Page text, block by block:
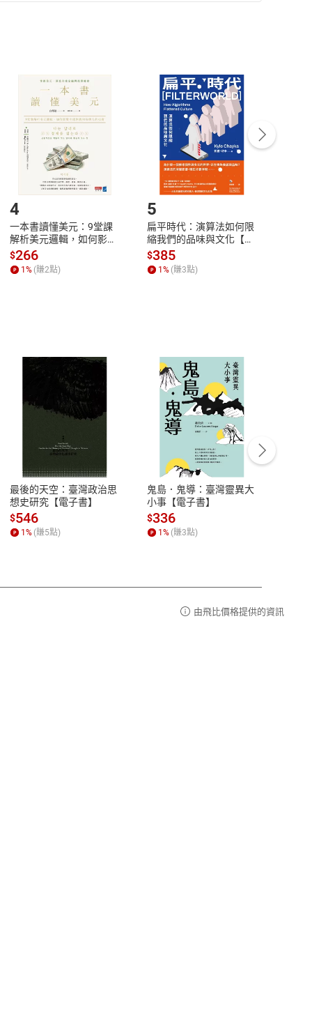
第2條第5款之規定，「非以有形媒介提供之數位
點選「瀏覽訂單明細」 「申請取消訂單/退
貨。
付款方式
Payment
完成訂單
Complete
號，下載書籍後看書
性
參
服務時間：週一到週五 10:00-12:00、
13:00-17:00 (國定假日及例假日休息)
客服電話：0080-1857077
4
一本書讀懂美元：9堂課
解析美元邏輯，如何影響
全球經濟和每個人的投資
【電子書】
$266
1% (賺2點)
5
扁平時代：演算法如何限
縮我們的品味與文化【電
子書】
$385
1% (賺3點)
最後的天空：臺灣政治思
想史研究【電子書】
$546
1% (賺5點)
鬼島．鬼導：臺灣靈異大
小事【電子書】
$336
1% (賺3點)
由飛比價格提供的資訊